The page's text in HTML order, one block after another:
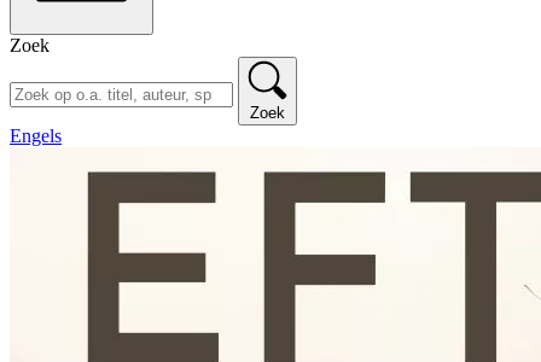
Zoek
Zoek
Engels